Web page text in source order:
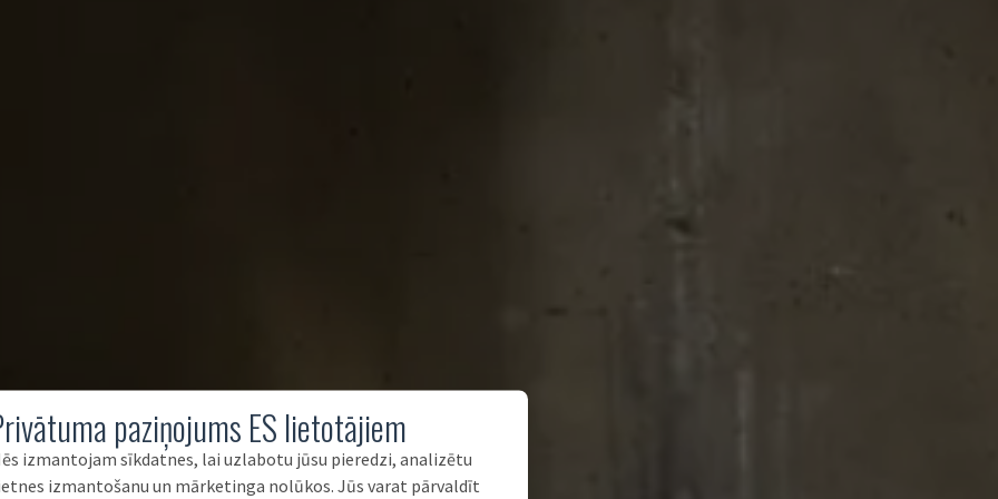
paziņojums ES lietotājiem
izmantojam sīkdatnes, lai uzlabotu jūsu pieredzi, analizētu
izmantošanu un mārketinga nolūkos. Jūs varat pārvaldīt